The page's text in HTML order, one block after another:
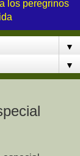
los peregrinos
▼
▼